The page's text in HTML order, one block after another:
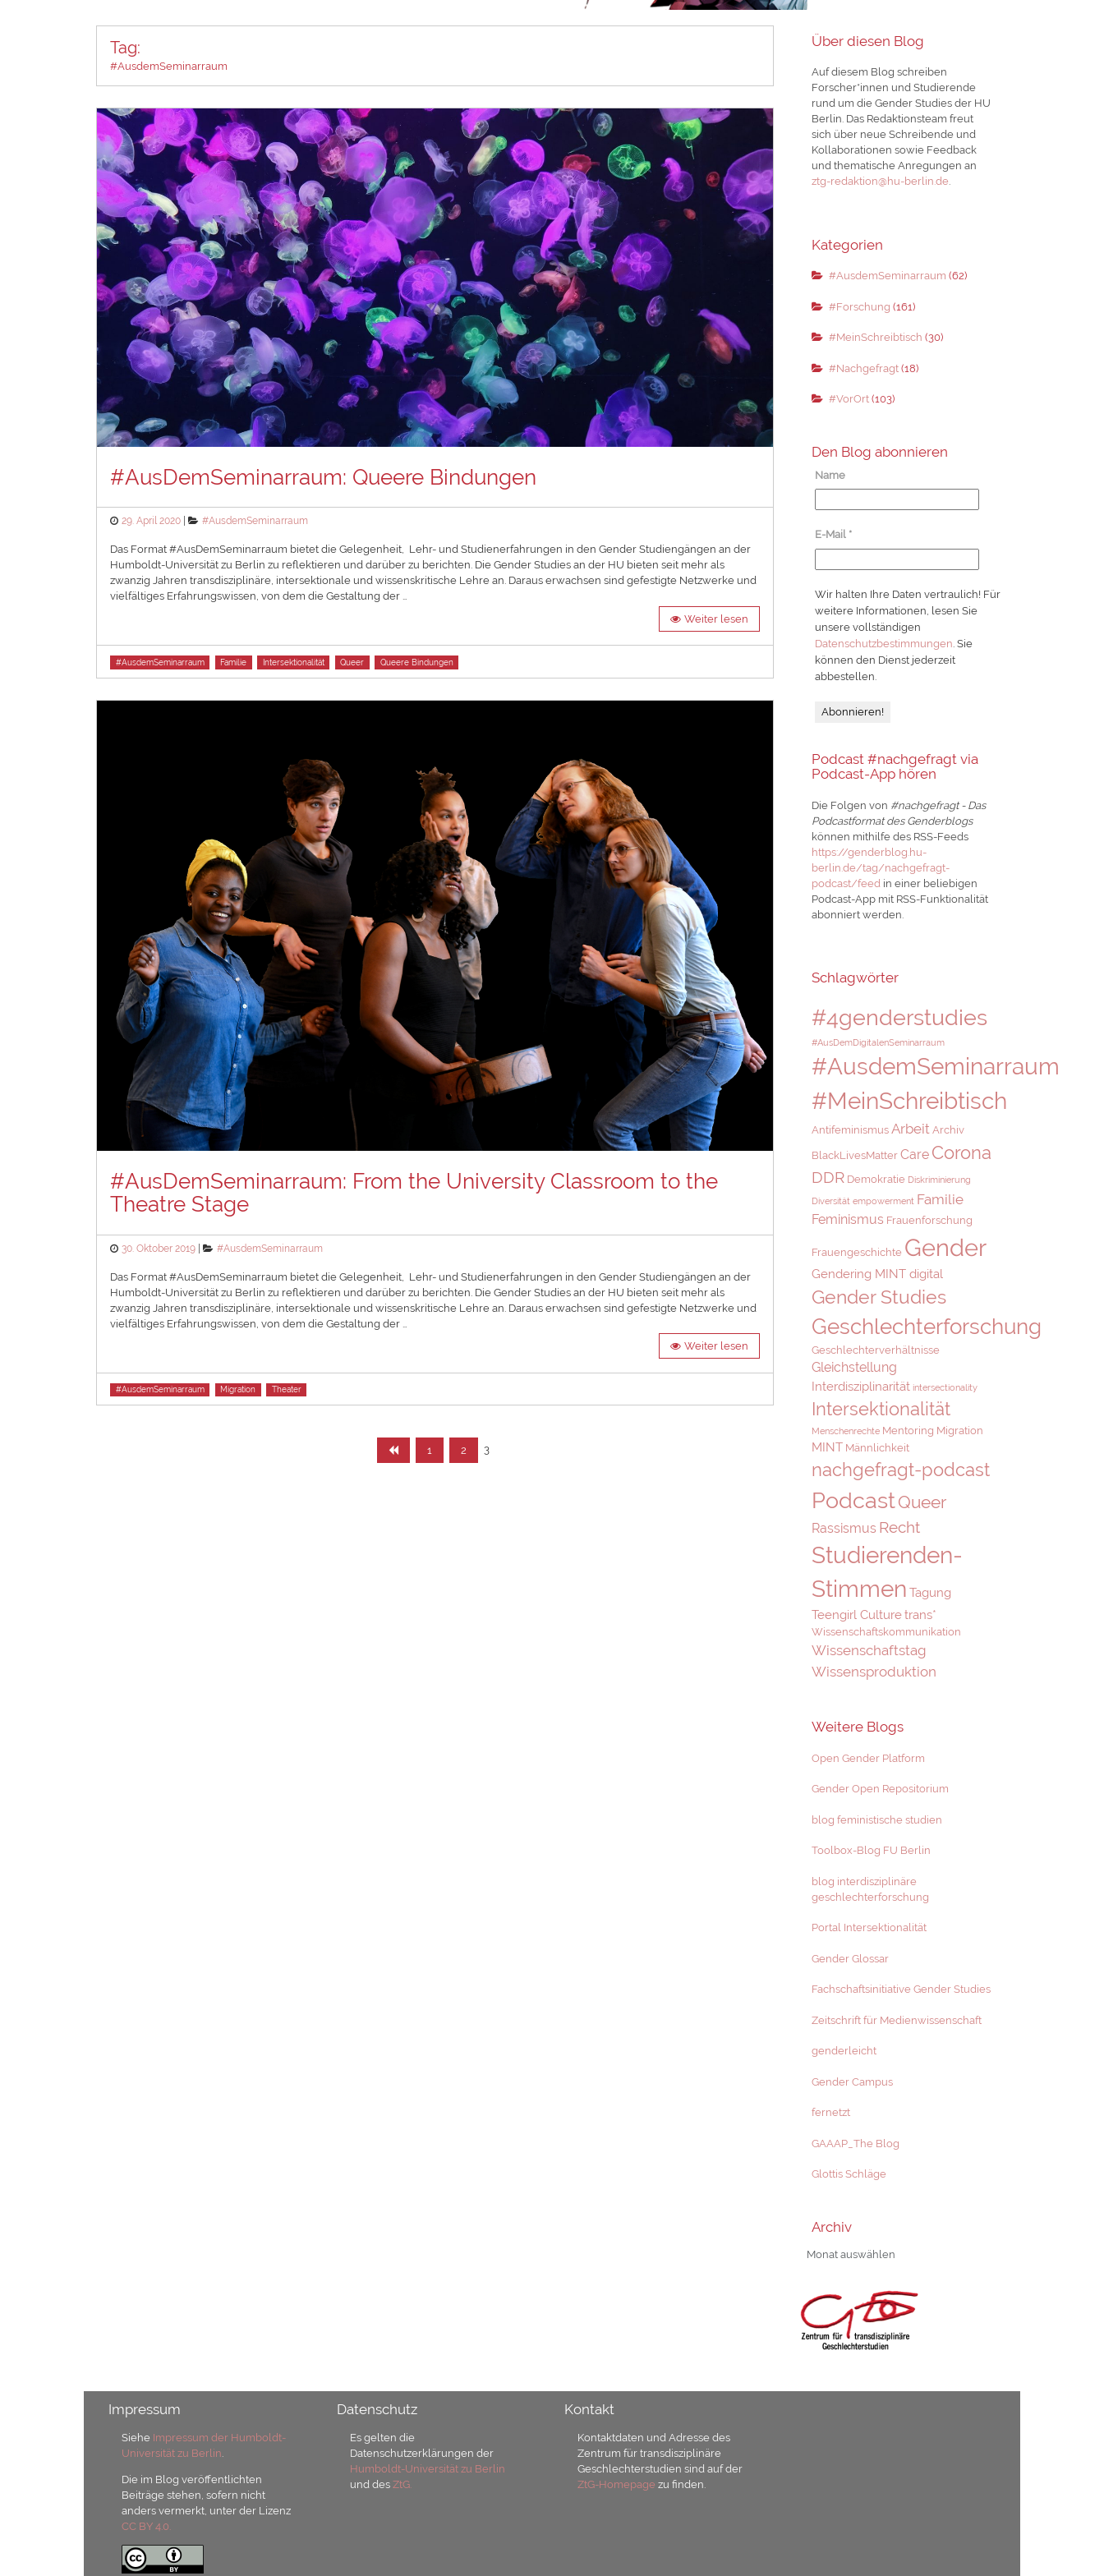
Tag:
#AusdemSeminarraum
#AusDemSeminarraum: Queere Bindungen
Posted
29. April 2020 Categories
#AusdemSeminarraum
Das Format #AusDemSeminarraum bietet die Gelegenheit, Lehr- und Studienerfahrungen in den Gender Studiengängen an der
Humboldt-Universität zu Berlin zu reflektieren und darüber zu berichten. Die Gender Studies an der HU bieten seit mehr als
zwanzig Jahren transdisziplinäre, intersektionale und wissenskritische Lehre an. Daraus erwachsen sind gefestigte Netzwerke und
vielfältiges Erfahrungswissen, von dem die Gestaltung der …
Weiter lesen
Tags
#AusdemSeminarraum Familie Intersektionalität Queer Queere Bindungen
#AusDemSeminarraum: From the University Classroom to the
Theatre Stage
Posted
30. Oktober 2019 Categories
#AusdemSeminarraum
Das Format #AusDemSeminarraum bietet die Gelegenheit, Lehr- und Studienerfahrungen in den Gender Studiengängen an der
Humboldt-Universität zu Berlin zu reflektieren und darüber zu berichten. Die Gender Studies an der HU bieten seit mehr als
zwanzig Jahren transdisziplinäre, intersektionale und wissenskritische Lehre an. Daraus erwachsen sind gefestigte Netzwerke und
vielfältiges Erfahrungswissen, von dem die Gestaltung der …
Weiter lesen
Tags
#AusdemSeminarraum Migration Theater
Seitennummerierung
der
Seite
1 Seite
2 Seite
3
Über diesen Blog
Auf diesem Blog schreiben
Forscher*innen und Studierende
rund um die Gender Studies der HU
Berlin. Das Redaktionsteam freut
sich über neue Schreibende und
Kollaborationen sowie Feedback
und thematische Anregungen an
ztg-redaktion@hu-berlin.de.
Kategorien
#AusdemSeminarraum (62)
#Forschung (161)
#MeinSchreibtisch (30)
#Nachgefragt(18)
#VorOrt(103)
Den Blog abonnieren
Name
E-Mail *
Wir halten Ihre Daten vertraulich! Für
weitere Informationen, lesen Sie
unsere vollständigen
Datenschutzbestimmungen . Sie
können den Dienst jederzeit
abbestellen.
Podcast #nachgefragt via
Podcast-App hören
Die Folgen von #nachgefragt - Das
Podcastformat des Genderblogs
können mithilfe des RSS-Feeds
https://genderblog.hu-
berlin.de/tag/nachgefragt-
podcast/feed in einer beliebigen
Podcast-App mit RSS-Funktionalität
abonniert werden.
Schlagwörter
#4genderstudies
#AusDemDigitalenSeminarraum
#AusdemSeminarraum
#MeinSchreibtisch
Antifeminismus Arbeit Archiv
BlackLivesMatter Care Corona
DDR Demokratie Diskriminierung
Diversität empowerment Familie
Feminismus Frauenforschung
Frauengeschichte Gender
Gendering MINT digital
Gender Studies
Geschlechterforschung
Geschlechterverhältnisse
Gleichstellung
Interdisziplinarität intersectionality
Intersektionalität
Menschenrechte Mentoring Migration
MINT Männlichkeit
nachgefragt-podcast
PodcastQueer
Rassismus Recht
Studierenden-
Stimmen Tagung
Teengirl Culturetrans*
Wissenschaftskommunikation
Wissenschaftstag
Wissensproduktion
Weitere Blogs
Open Gender Platform
Gender Open Repositorium
blog feministische studien
Toolbox-Blog FU Berlin
blog interdisziplinäre
geschlechterforschung
Portal Intersektionalität
Gender Glossar
Fachschaftsinitiative Gender Studies
Zeitschrift für Medienwissenschaft
genderleicht
Gender Campus
fernetzt
GAAAP_The Blog
Glottis Schläge
Archiv
Archiv
Impressum
Siehe Impressum der Humboldt-
Universität zu Berlin
Die im Blog veröffentlichten
Beiträge stehen, sofern nicht
anders vermerkt, unter der Lizenz
CC BY 4.0.
Datenschutz
Es gelten die
Datenschutzerklärungen der
Humboldt-Universität zu Berlin
und des ZtG.
Kontakt
Kontaktdaten und Adresse des
Zentrum für transdisziplinäre
Geschlechterstudien sind auf der
ZtG-Homepagezu finden.